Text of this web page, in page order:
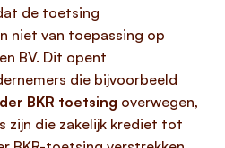
de toetsing
niet van toepassing op
BV. Dit opent
die bijvoorbeeld
BKR toetsing overwegen,
zijn die zakelijk krediet tot